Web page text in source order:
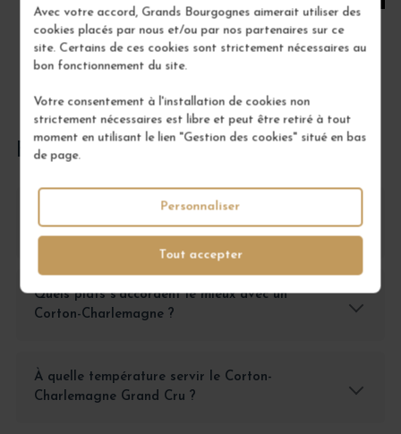
Avec votre accord, Grands Bourgognes aimerait utiliser des
cookies placés par nous et/ou par nos partenaires sur ce
site. Certains de ces cookies sont strictement nécessaires au
bon fonctionnement du site.
Votre consentement à l'installation de cookies non
strictement nécessaires est libre et peut être retiré à tout
moment en utilisant le lien "Gestion des cookies" situé en bas
de page.
Tout accepter
Personnaliser
FOIRE AUX QUESTIONS
Comment conserver un Corton-Charlemagne
Grand Cru ?
Quels plats s'accordent le mieux avec un
Corton-Charlemagne ?
À quelle température servir le Corton-
Charlemagne Grand Cru ?